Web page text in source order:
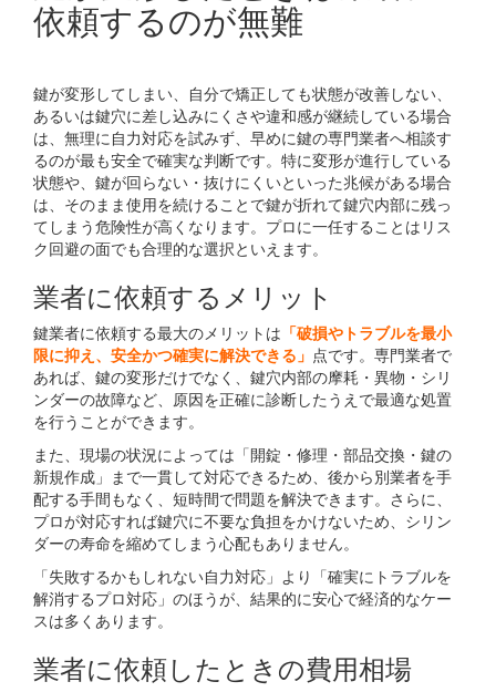
依頼するのが無難
鍵が変形してしまい、自分で矯正しても状態が改善しない、
あるいは鍵穴に差し込みにくさや違和感が継続している場合
は、無理に自力対応を試みず、早めに鍵の専門業者へ相談す
るのが最も安全で確実な判断です。特に変形が進行している
状態や、鍵が回らない・抜けにくいといった兆候がある場合
は、そのまま使用を続けることで鍵が折れて鍵穴内部に残っ
てしまう危険性が高くなります。プロに一任することはリス
ク回避の面でも合理的な選択といえます。
業者に依頼するメリット
鍵業者に依頼する最大のメリットは 「破損やトラブルを最小
限に抑え、安全かつ確実に解決できる」 点です。専門業者で
あれば、鍵の変形だけでなく、鍵穴内部の摩耗・異物・シリ
ンダーの故障など、原因を正確に診断したうえで最適な処置
を行うことができます。
また、現場の状況によっては「開錠・修理・部品交換・鍵の
新規作成」まで一貫して対応できるため、後から別業者を手
配する手間もなく、短時間で問題を解決できます。さらに、
プロが対応すれば鍵穴に不要な負担をかけないため、シリン
ダーの寿命を縮めてしまう心配もありません。
「失敗するかもしれない自力対応」より「確実にトラブルを
解消するプロ対応」のほうが、結果的に安心で経済的なケー
スは多くあります。
業者に依頼したときの費用相場